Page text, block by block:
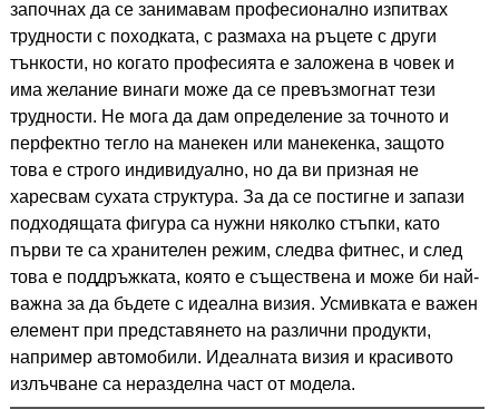
започнах да се занимавам професионално изпитвах
трудности с походката, с размаха на ръцете с други
тънкости, но когато професията е заложена в човек и
има желание винаги може да се превъзмогнат тези
трудности. Не мога да дам определение за точното и
перфектно тегло на манекен или манекенка, защото
това е строго индивидуално, но да ви призная не
харесвам сухата структура. За да се постигне и запази
подходящата фигура са нужни няколко стъпки, като
първи те са хранителен режим, следва фитнес, и след
това е поддръжката, която е съществена и може би най-
важна за да бъдете с идеална визия. Усмивката е важен
елемент при представянето на различни продукти,
например автомобили. Идеалната визия и красивото
излъчване са неразделна част от модела.